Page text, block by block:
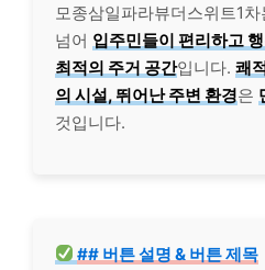
모종삼일파라뷰더스위트1
넘어 입주민들이 편리하고
최적의 주거 공간입니다. 쾌
의 시설, 뛰어난 주변 환경은
것입니다.
## 버튼 설명 & 버튼 제목